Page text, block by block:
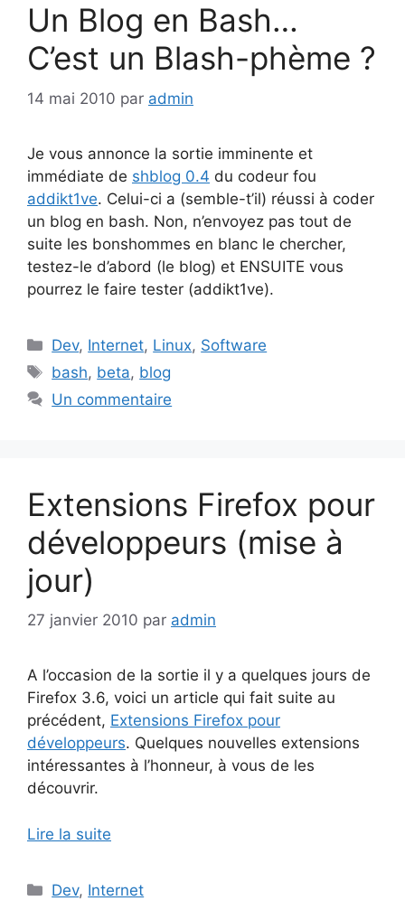
Un Blog en Bash…
C’est un Blash-phème ?
14 mai 2010 par admin
Je vous annonce la sortie imminente et
immédiate de shblog 0.4 du codeur fou
addikt1ve. Celui-ci a (semble-t’il) réussi à coder
un blog en bash. Non, n’envoyez pas tout de
suite les bonshommes en blanc le chercher,
testez-le d’abord (le blog) et ENSUITE vous
pourrez le faire tester (addikt1ve).
Catégories
Dev, Internet, Linux, Software
Étiquettes
bash, beta, blog
Un commentaire
Extensions Firefox pour
développeurs (mise à
jour)
27 janvier 2010 par admin
A l’occasion de la sortie il y a quelques jours de
Firefox 3.6, voici un article qui fait suite au
précédent, Extensions Firefox pour
développeurs. Quelques nouvelles extensions
intéressantes à l’honneur, à vous de les
découvrir.
Lire la suite
Catégories
Dev, Internet